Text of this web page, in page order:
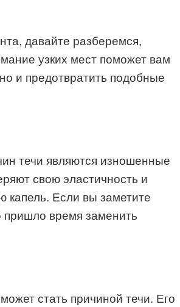
давайте разберемся,
узких мест поможет вам
и предотвратить подобные
течи являются изношенные
свою эластичность и
капель. Если вы заметите
пришло время заменить
стать причиной течи. Его